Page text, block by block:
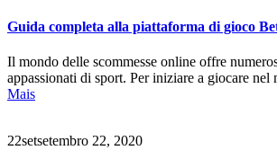
Guida completa alla piattaforma di gioco
Il mondo delle scommesse online offre
appassionati di sport. Per iniziare a giocare nel
Mais
22setsetembro 22, 2020